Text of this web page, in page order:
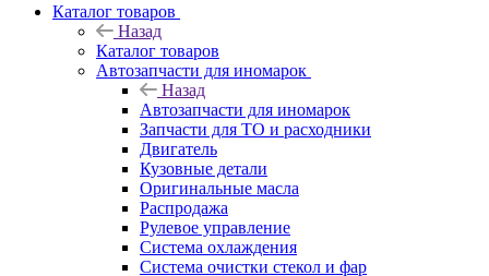
Каталог товаров
Назад
Каталог товаров
Автозапчасти для иномарок
Назад
Автозапчасти для иномарок
Запчасти для ТО и расходники
Двигатель
Кузовные детали
Оригинальные масла
Распродажа
Рулевое управление
Система охлаждения
Система очистки стекол и фар